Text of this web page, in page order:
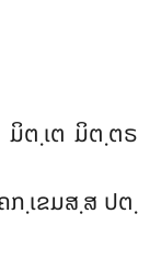
ມິຕ຺ເຕ ມິຕ຺ຕຣ
ຄກ຺ເຂມສ຺ສ ປຕ຺